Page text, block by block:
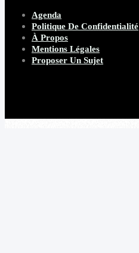
Agenda
Politique De Confidentialité
À Propos
Mentions Légales
Proposer Un Sujet